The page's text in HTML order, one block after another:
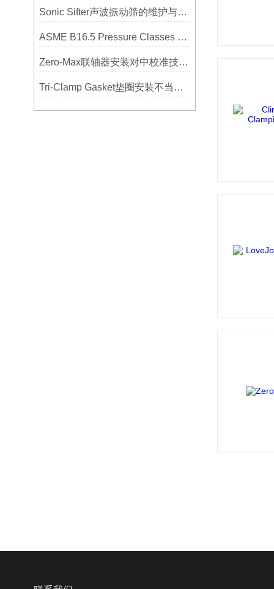
Sonic Sifter声波振动筛的维护与保养指南
ASME B16.5 Pressure Classes of Flanges压力等级
Zero-Max联轴器安装对中校准技巧与常见误差分析
Tri-Clamp Gasket垫圈安装不当导致的泄漏问题及预防